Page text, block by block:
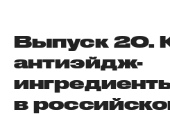
Выпуск 20.
антиэйдж-
в